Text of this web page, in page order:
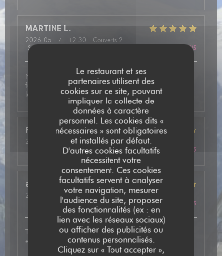
Le restaurant et ses
partenaires utilisent des
cookies sur ce site, pouvant
impliquer la collecte de
données à caractère
personnel. Les cookies dits «
nécessaires » sont obligatoires
et installés par défaut.
D'autres cookies facultatifs
nécessitent votre
consentement. Ces cookies
facultatifs servent à analyser
votre navigation, mesurer
l'audience du site, proposer
des fonctionnalités (ex : en
lien avec les réseaux sociaux)
ou afficher des publicités ou
contenus personnalisés.
Cliquez sur « Tout accepter »,
MARTINE L
2026-05-17 - 12:30 - Couverts 2
Service
4/5
Nous avons été très bien accueilli et avons pris une
fondue mixte avec des viandes de qualité. En dessert
leurs crêpes étaient vraiment délicieuses.
Frédéric F
2026-05-13
- 20:15 - Couverts 2
Ambiance : 4/5 Cuisine: 4/5 Qualité / Prix /5
annie
2026-05-14- 20:00 - Couverts 2
/5 Ambiance: 5/5 Cuisine : 5/5 Qualité / Prix /5
Très bon accueil, plat excellent avec de très bonnes
explications. A refaire